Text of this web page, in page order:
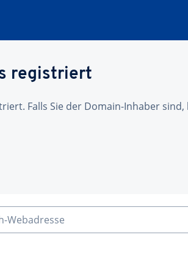
registriert
Falls Sie der Domain-Inhaber
Webadresse